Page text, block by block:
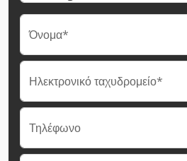
Όνομα*
Ηλεκτρονικό ταχυδρομείο*
Τηλέφωνο